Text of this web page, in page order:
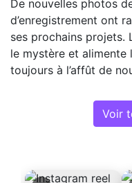
De nouvelles photos
d’enregistrement ont
ses prochains projets.
le mystère et alimente
toujours à l’affût de
Voir